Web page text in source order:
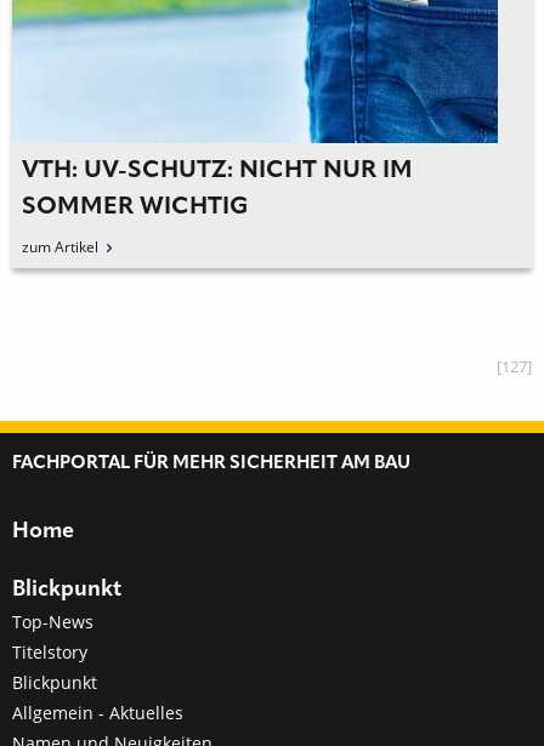
VTH: UV-SCHUTZ: NICHT NUR IM
SOMMER WICHTIG
zum Artikel
[127]
FACHPORTAL FÜR MEHR SICHERHEIT AM BAU
Home
Blickpunkt
Top-News
Titelstory
Blickpunkt
Allgemein - Aktuelles